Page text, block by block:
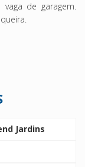
de garagem.
Jardins